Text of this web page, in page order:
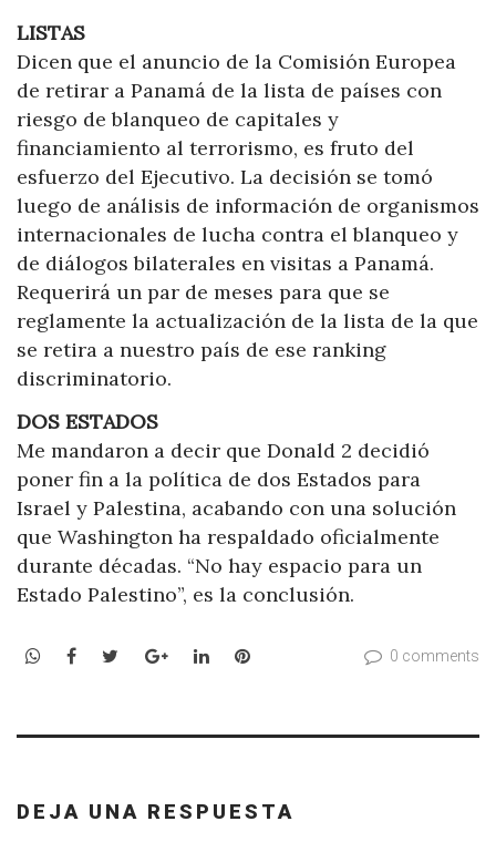
LISTAS
Dicen que el anuncio de la Comisión Europea
de retirar a Panamá de la lista de países con
riesgo de blanqueo de capitales y
financiamiento al terrorismo, es fruto del
esfuerzo del Ejecutivo. La decisión se tomó
luego de análisis de información de organismos
internacionales de lucha contra el blanqueo y
de diálogos bilaterales en visitas a Panamá.
Requerirá un par de meses para que se
reglamente la actualización de la lista de la que
se retira a nuestro país de ese ranking
discriminatorio.
DOS ESTADOS
Me mandaron a decir que Donald 2 decidió
poner fin a la política de dos Estados para
Israel y Palestina, acabando con una solución
que Washington ha respaldado oficialmente
durante décadas. “No hay espacio para un
Estado Palestino”, es la conclusión.
WhatsApp
Facebook
TwitterGoogle+LinkedInPinterest 0 comments
DEJA UNA RESPUESTA